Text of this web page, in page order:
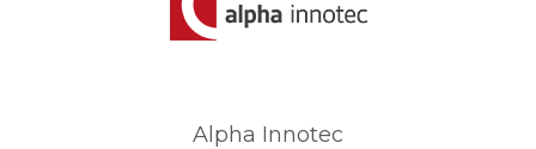
Alpha Innotec